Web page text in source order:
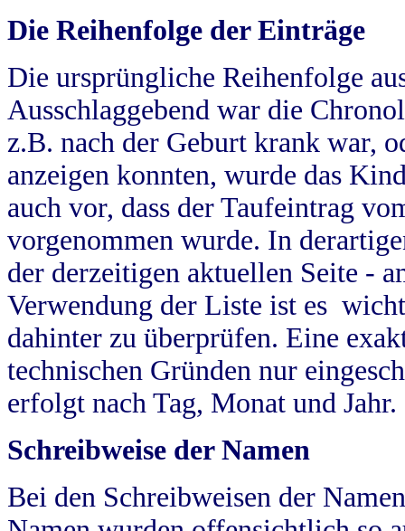
Die Reihenfolge der Einträge
Die ursprüngliche Reihenfolge
Ausschlaggebend war die
z.B. nach der Geburt krank war,
anzeigen konnten, wurde das
auch vor, dass der Taufeintrag
vorgenommen wurde. In
der derzeitigen aktuellen Seite -
Verwendung der Liste ist es
dahinter zu überprüfen. Eine
technischen Gründen nur
erfolgt nach Tag, Monat und Jahr.
Schreibweise der Namen
Bei den Schreibweisen der